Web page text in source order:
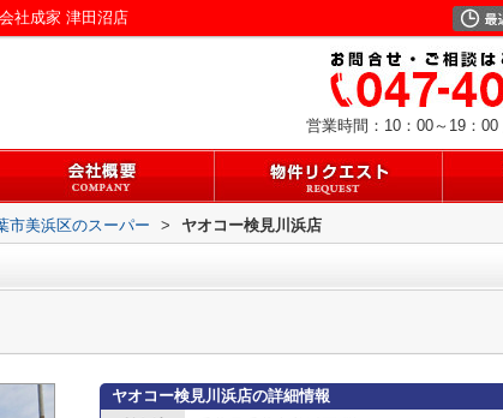
社成家 津田沼店
営業時間：10：00～19：00
市美浜区のスーパー > ヤオコー検見川浜店
ヤオコー検見川浜店の詳細情報